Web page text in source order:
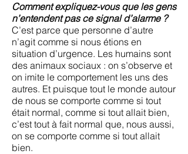
Comment expliquez-vous que les gens
n’entendent pas ce signal d’alarme ?
C’est parce que personne d’autre
n’agit comme si nous étions en
situation d’urgence. Les humains sont
des animaux sociaux : on s’observe et
on imite le comportement les uns des
autres. Et puisque tout le monde autour
de nous se comporte comme si tout
était normal, comme si tout allait bien,
c’est tout à fait normal que, nous aussi,
on se comporte comme si tout allait
bien.